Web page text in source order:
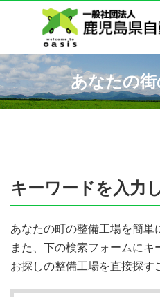
あなたの
キーワードを入力
あなたの町の整備工場を簡単
また、下の検索フォームにキ
お探しの整備工場を直接探す